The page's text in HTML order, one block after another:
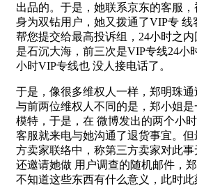
出品的。于是，她联系京东的客服，
身为双钻用户，她又拨通了VIP专 线
帮您提交给最高投诉组，24小时之
是石沉大海，前三次是VIP专线24小
小时VIP专线也 没人接电话了。
于是，像很多维权人一样，郑明珠通
与前两位维权人不同的是，郑小姐
模特，于是，在 微博发出的两个小
客服就来电与她沟通了退货事宜。
方卖家联络中，称第三方卖家对此
还邀请她做 用户调查的随机邮件，
不知道这些东西有什么意义，此时